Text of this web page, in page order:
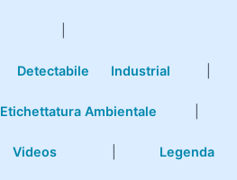
Detectabile Industrial
Etichettatura Ambientale
Videos Legenda